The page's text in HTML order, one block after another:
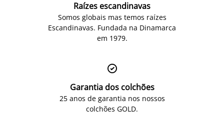
Raízes escandinavas
Somos globais mas temos raízes
Escandinavas. Fundada na Dinamarca
em 1979.

Garantia dos colchões
25 anos de garantia nos nossos
colchões GOLD.